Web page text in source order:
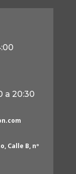
a 20:30
Calle B, nº